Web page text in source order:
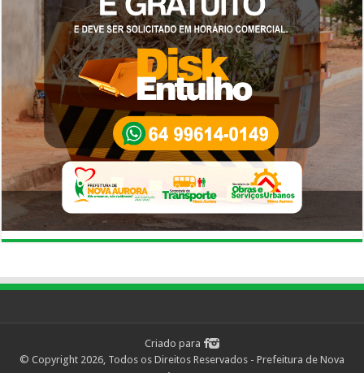
Criado para
© Copyright 2026, Todos os Direitos Reservados - Prefeitura de Nova